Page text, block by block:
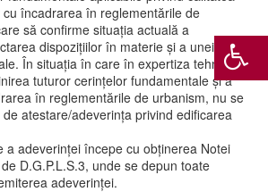
încadrarea în reglementările de
să confirme situaţia actuală a
dispoziţiilor în materie şi a unei
În situaţia în care în expertiza tehnică
tuturor cerinţelor fundamentale şi a
în reglementările de urbanism, nu se
atestare/adeverinţa privind edificarea
a adeverinței începe cu obținerea Notei
D.G.P.L.S.3, unde se depun toate
adeverinței.